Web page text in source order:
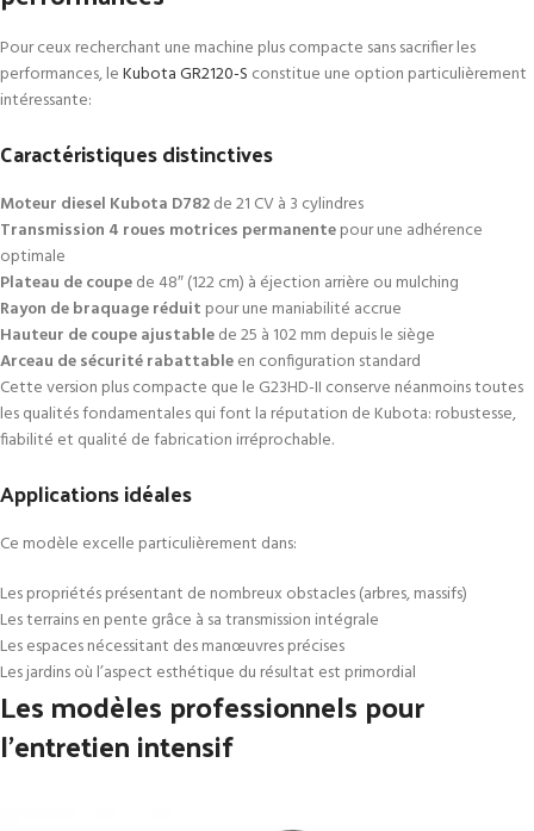
Pour ceux recherchant une machine plus compacte sans sacrifier les
performances, leKubota GR2120-S constitue une option particulièrement
intéressante:
Caractéristiques distinctives
Moteur diesel Kubota D782de 21 CV à 3 cylindres
Transmission 4 roues motrices permanentepour une adhérence
optimale
Plateau de coupede 48″ (122 cm) à éjection arrière ou mulching
Rayon de braquage réduit pour une maniabilité accrue
Hauteur de coupe ajustablede 25 à 102 mm depuis le siège
Arceau de sécurité rabattableen configuration standard
Cette version plus compacte que le G23HD-II conserve néanmoins toutes
les qualités fondamentales qui font la réputation de Kubota: robustesse,
fiabilité et qualité de fabrication irréprochable.
Applications idéales
Ce modèle excelle particulièrement dans:
Les propriétés présentant de nombreux obstacles (arbres, massifs)
Les terrains en pente grâce à sa transmission intégrale
Les espaces nécessitant des manœuvres précises
Les jardins où l’aspect esthétique du résultat est primordial
Les modèles professionnels pour
l’entretien intensif